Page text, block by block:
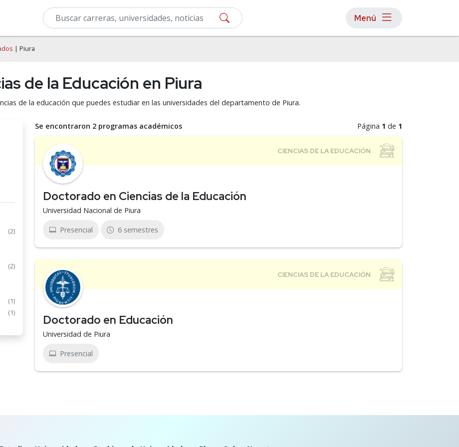
Menú
| Piura
de la Educación en Piura
de la educación que puedes estudiar en las universidades del departamento de Piura.
(2)
(2)
(1)
(1)
Se encontraron 2 programas académicos Página 1 de 1
Doctorado en Ciencias de la Educación
Universidad Nacional de Piura
Presencial 6 semestres
Doctorado en Educación
Universidad de Piura
Presencial